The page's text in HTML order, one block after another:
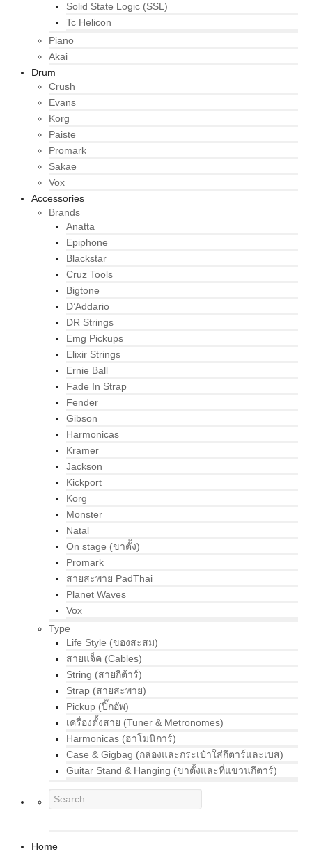
Solid State Logic (SSL)
Tc Helicon
Piano
Akai
Drum
Crush
Evans
Korg
Paiste
Promark
Sakae
Vox
Accessories
Brands
Anatta
Epiphone
Blackstar
Cruz Tools
Bigtone
D’Addario
DR Strings
Emg Pickups
Elixir Strings
Ernie Ball
Fade In Strap
Fender
Gibson
Harmonicas
Kramer
Jackson
Kickport
Korg
Monster
Natal
On stage (ขาตั้ง)
Promark
สายสะพาย PadThai
Planet Waves
Vox
Type
Life Style (ของสะสม)
สายแจ็ค (Cables)
String (สายกีต้าร์)
Strap (สายสะพาย)
Pickup (ปิ๊กอัพ)
เครื่องตั้งสาย (Tuner & Metronomes)
Harmonicas (ฮาโมนิการ์)
Case & Gigbag (กล่องและกระเป๋าใส่กีตาร์และเบส)
Guitar Stand & Hanging (ขาตั้งและที่แขวนกีตาร์)
Home